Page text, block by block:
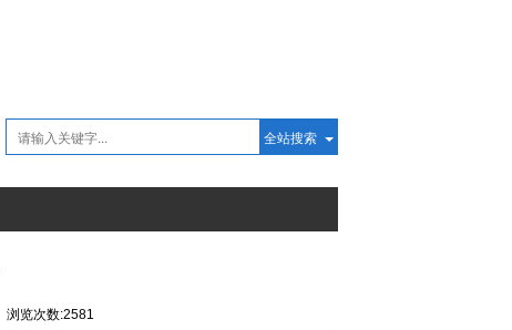
全站搜索
浏览次数:2581